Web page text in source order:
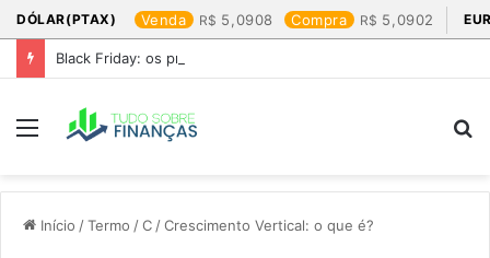
DÓLAR(PTAX) Venda 5,0908 Compra 5,0902
Black Friday: os produtos que mais valem a pena
Menu
Início /Termo /C /Crescimento Vertical: o que é?